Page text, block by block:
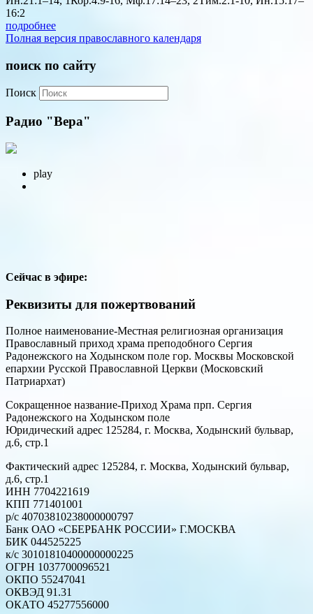
16:2
подробнее
Полная версия православного календаря
поиск по сайту
Поиск
Радио "Вера"
play
Сейчас в эфире:
Реквизиты для пожертвований
Полное наименование-Местная религиозная организация
Православный приход храма преподобного Сергия
Радонежского на Ходынском поле гор. Москвы Московской
епархии Русской Православной Церкви (Московский
Патриархат)
Сокращенное название-Приход Храма прп. Сергия
Радонежского на Ходынском поле
Юридический адрес 125284, г. Москва, Ходынский бульвар,
д.6, стр.1
Фактический адрес 125284, г. Москва, Ходынский бульвар,
д.6, стр.1
ИНН 7704221619
КПП 771401001
р/с 40703810238000000797
Банк ОАО «СБЕРБАНК РОССИИ» Г.МОСКВА
БИК 044525225
к/с 30101810400000000225
ОГРН 1037700096521
ОКПО 55247041
ОКВЭД 91.31
ОКАТО 45277556000